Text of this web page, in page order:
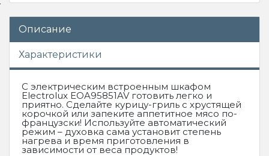
Описание
Характеристики
С электрическим встроенным шкафом
Electrolux EOA95851AV готовить легко и
приятно. Сделайте курицу-гриль с хрустящей
корочкой или запеките аппетитное мясо по-
французски! Используйте автоматический
режим – духовка сама установит степень
нагрева и время приготовления в
зависимости от веса продуктов!